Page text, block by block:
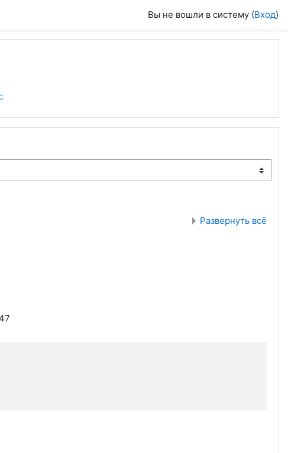
Вы не вошли в систему (Вход)
Развернуть всё